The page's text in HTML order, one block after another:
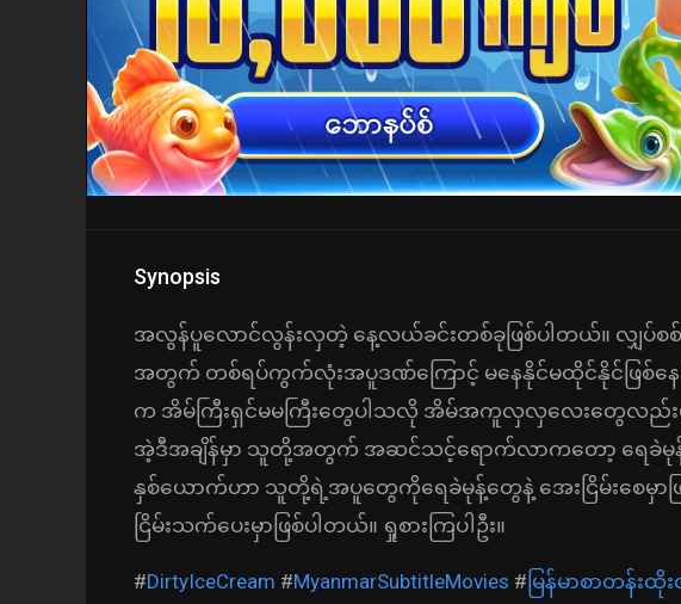
Synopsis
အလွန်ပူလောင်လွန်းလှတဲ့ နေ့လယ်ခင်းတစ်ခုဖြစ်ပါတယ်။ လျှပ်စစ်မီ
အတွက် တစ်ရပ်ကွက်လုံးအပူဒဏ်ကြောင့် မနေနိုင်မထိုင်နိုင်ဖြစ်
က အိမ်ကြီးရှင်မမကြီးတွေပါသလို အိမ်အကူလှလှလေးတွေလည်း
အဲ့ဒီအချိန်မှာ သူတို့အတွက် အဆင်သင့်ရောက်လာကတော့ ရေခဲမုန့်ရ
နှစ်ယောက်ဟာ သူတို့ရဲ့အပူတွေကိုရေခဲမုန့်တွေနဲ့ အေးငြိမ်းစေမှ
ငြိမ်းသက်ပေးမှာဖြစ်ပါတယ်။ ရှုစားကြပါဦး။
#DirtyIceCream #MyanmarSubtitleMovies # မြန်မာစာတန်းထို